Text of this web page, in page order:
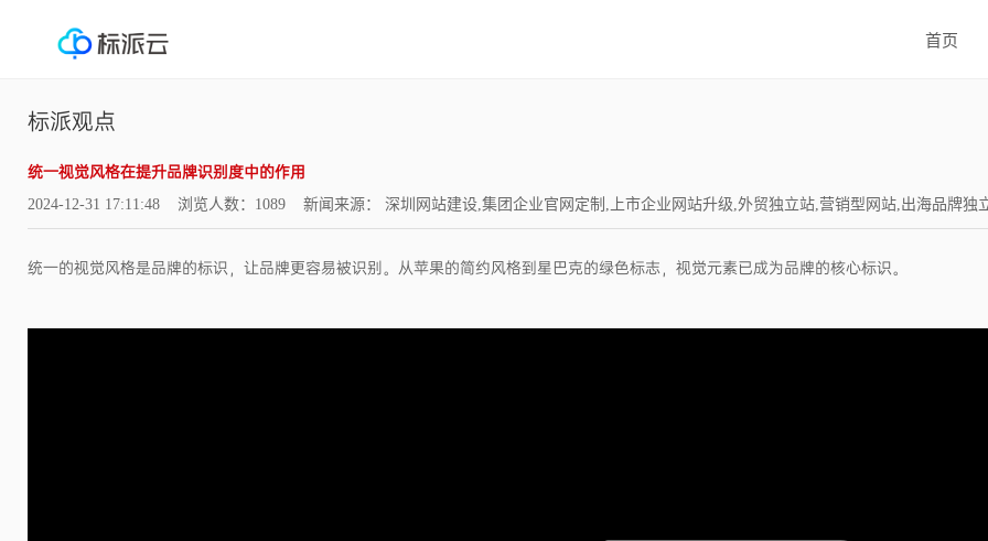
首页
标派观点
统一视觉风格在提升品牌识别度中的作用
2024-12-31 17:11:48 浏览人数：1089 新闻来源： 深圳网站建设,集团企业官网定制,上市企业网站升级,外贸独立站,营销型网站,出海品牌独立
统一的视觉风格是品牌的标识，让品牌更容易被识别。从苹果的简约风格到星巴克的绿色标志，视觉元素已成为品牌的核心标识。